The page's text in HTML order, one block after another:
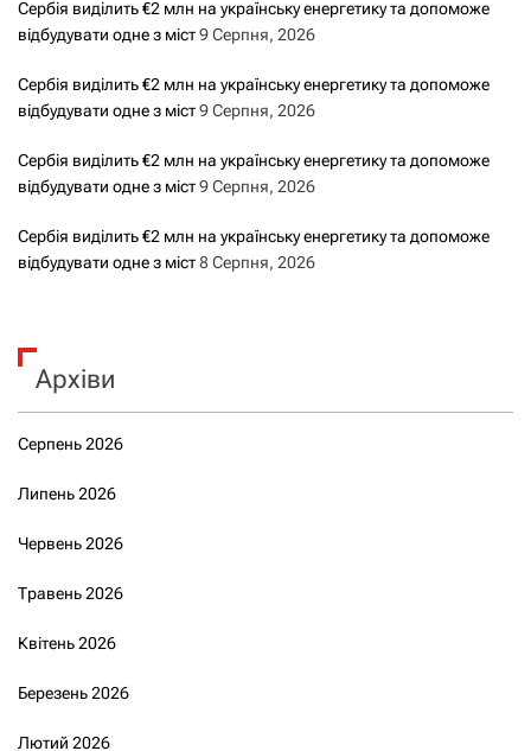
Сербія виділить €2 млн на українську енергетику та допоможе
відбудувати одне з міст9 Серпня, 2026
Сербія виділить €2 млн на українську енергетику та допоможе
відбудувати одне з міст9 Серпня, 2026
Сербія виділить €2 млн на українську енергетику та допоможе
відбудувати одне з міст9 Серпня, 2026
Сербія виділить €2 млн на українську енергетику та допоможе
відбудувати одне з міст8 Серпня, 2026
Архіви
Серпень 2026
Липень 2026
Червень 2026
Травень 2026
Квітень 2026
Березень 2026
Лютий 2026